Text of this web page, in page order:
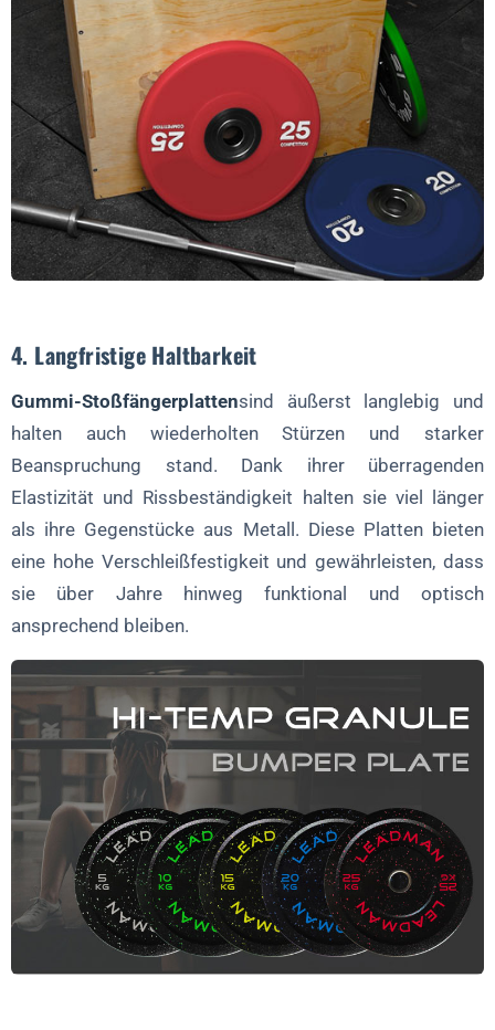
4. Langfristige Haltbarkeit
Gummi-Stoßfängerplattensind äußerst langlebig und
halten auch wiederholten Stürzen und starker
Beanspruchung stand. Dank ihrer überragenden
Elastizität und Rissbeständigkeit halten sie viel länger
als ihre Gegenstücke aus Metall. Diese Platten bieten
eine hohe Verschleißfestigkeit und gewährleisten, dass
sie über Jahre hinweg funktional und optisch
ansprechend bleiben.